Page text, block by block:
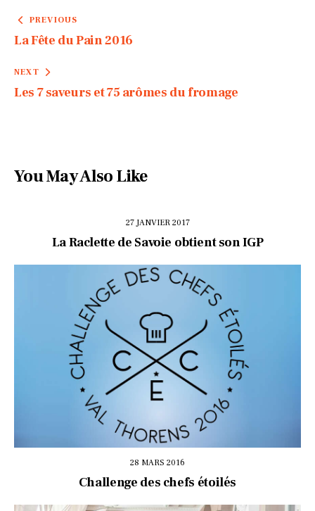
PREVIOUS
La Fête du Pain 2016
NEXT
Les 7 saveurs et 75 arômes du fromage
You May Also Like
27 JANVIER 2017
La Raclette de Savoie obtient son IGP
28 MARS 2016
Challenge des chefs étoilés